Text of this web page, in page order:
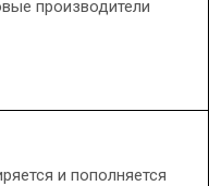
производители
и пополняется